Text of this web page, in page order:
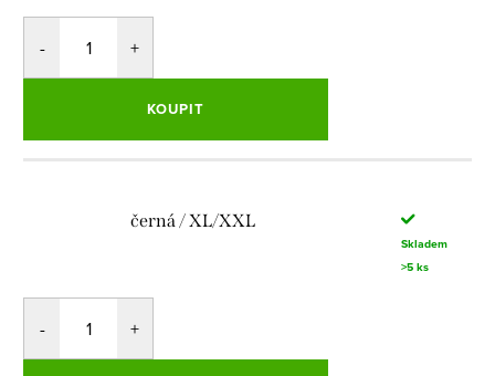
KOUPIT
černá / XL/XXL
Skladem
>5 ks